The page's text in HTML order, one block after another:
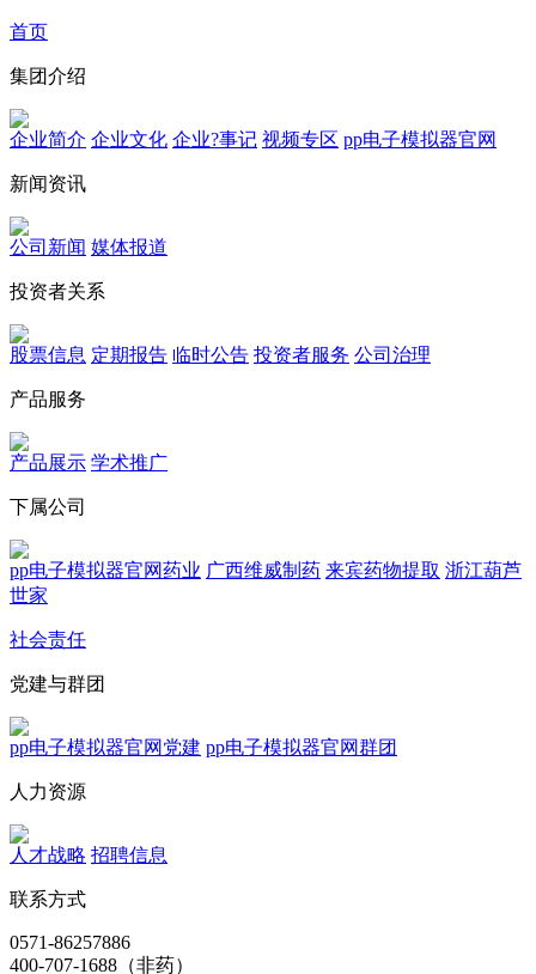
首页
集团介绍
企业简介 企业文化 企业?事记 视频专区 pp电子模拟器官网
新闻资讯
公司新闻 媒体报道
投资者关系
股票信息 定期报告 临时公告 投资者服务 公司治理
产品服务
产品展示 学术推广
下属公司
pp电子模拟器官网药业 广西维威制药 来宾药物提取 浙江葫芦
世家
社会责任
党建与群团
pp电子模拟器官网党建 pp电子模拟器官网群团
人力资源
人才战略 招聘信息
联系方式
0571-86257886
400-707-1688（非药）